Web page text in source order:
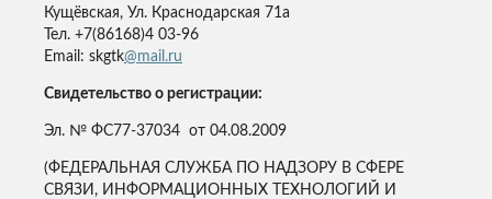
Кущёвская, Ул. Краснодарская 71а
Тел. +7(86168)4 03-96
Email: skgtk@mail.ru
Свидетельство о регистрации:
Эл. № ФС77-37034 от 04.08.2009
(ФЕДЕРАЛЬНАЯ СЛУЖБА ПО НАДЗОРУ В СФЕРЕ
СВЯЗИ, ИНФОРМАЦИОННЫХ ТЕХНОЛОГИЙ И